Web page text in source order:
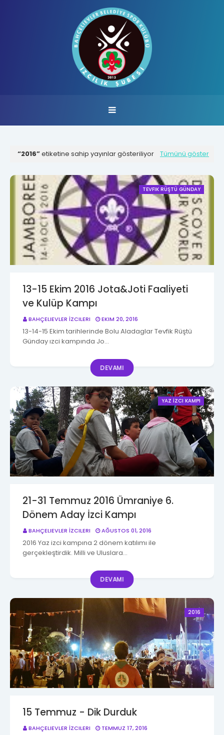
2016 etiketine sahip yayınlar gösteriliyor Tümünü göster
TEVFIK RÜŞTÜ GÜNDAY
13-15 Ekim 2016 Jota&Joti Faaliyeti
ve Kulüp Kampı
BAHÇELIEVLER İZCILERI EKIM 20, 2016
13-14-15 Ekim tarihlerinde Bolu Aladaglar Tevfik Rüştü
Günday ızci kampında Jo…
DEVAMI
YAZ İZCI KAMPI
21-31 Temmuz 2016 Ümraniye 6.
Dönem Aday İzci Kampı
BAHÇELIEVLER İZCILERI AĞUSTOS 01, 2016
2016 Yaz izci kampına 2 dönem katılımı ile
gerçekleştirdik. Milli ve Uluslara…
DEVAMI
2016
15 Temmuz - Dik Durduk
BAHÇELIEVLER İZCILERI TEMMUZ 17, 2016